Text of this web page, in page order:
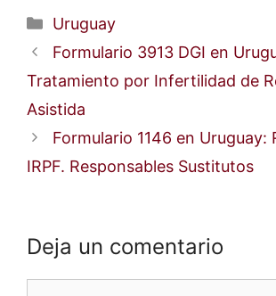
Categorías
Uruguay
Formulario 3913 DGI en
Tratamiento por Infertilidad de
Asistida
Formulario 1146 en Uruguay:
IRPF. Responsables Sustitutos
Deja un comentario